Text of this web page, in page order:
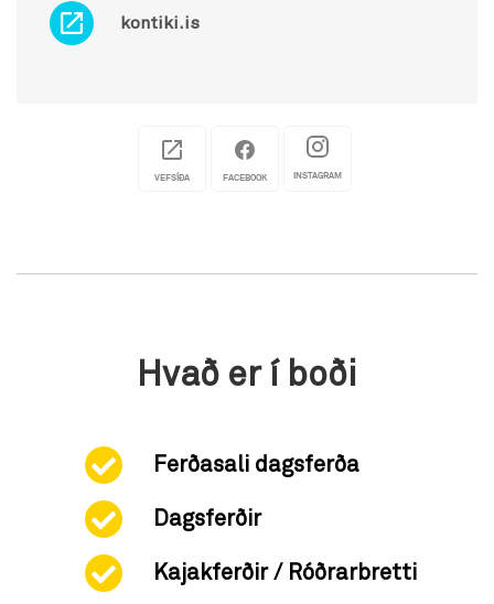
kontiki.is
VEFSÍÐA FACEBOOK INSTAGRAM
Hvað er í boði
Ferðasali dagsferða
Dagsferðir
Kajakferðir / Róðrarbretti